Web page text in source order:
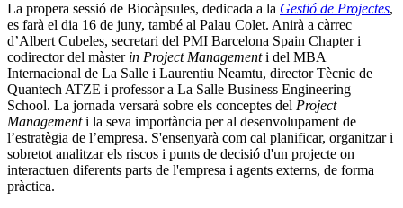
La propera sessió de Biocàpsules, dedicada a la Gestió de Projectes,
es farà el dia 16 de juny, també al Palau Colet. Anirà a càrrec
d’Albert Cubeles, secretari del PMI Barcelona Spain Chapter i
codirector del màster in Project Managementi del MBA
Internacional de La Salle i Laurentiu Neamtu, director Tècnic de
Quantech ATZE i professor a La Salle Business Engineering
School. La jornada versarà sobre els conceptes del Project
Managementi la seva importància per al desenvolupament de
l’estratègia de l’empresa. S'ensenyarà com cal planificar, organitzar i
sobretot analitzar els riscos i punts de decisió d'un projecte on
interactuen diferents parts de l'empresa i agents externs, de forma
pràctica.